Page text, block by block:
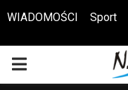
Otwórz pasek narzędzi
WIADOMOŚCI Sport
PRIMARY